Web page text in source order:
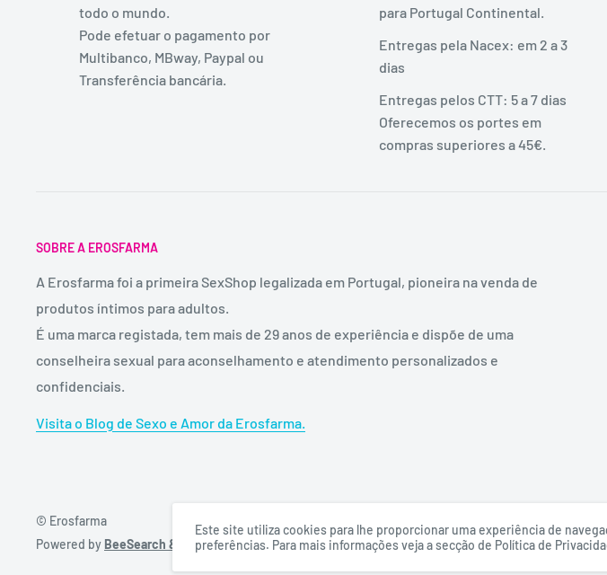
todo o mundo.
Pode efetuar o pagamento por
Multibanco, MBway, Paypal ou
Transferência bancária.
para Portugal Continental.
Entregas pela Nacex: em 2 a 3
dias
Entregas pelos CTT: 5 a 7 dias
Oferecemos os portes em
compras superiores a 45€.
SOBRE A EROSFARMA
A Erosfarma foi a primeira SexShop legalizada em Portugal, pioneira na venda de
produtos íntimos para adultos.
É uma marca registada, tem mais de 29 anos de experiência e dispõe de uma
conselheira sexual para aconselhamento e atendimento personalizados e
confidenciais.
Visita o Blog de Sexo e Amor da Erosfarma.
© Erosfarma
Powered by BeeSearch & DigitalFullBox
Este site utiliza cookies para lhe proporcionar uma experiência de
preferências. Para mais informações veja a secção de Política de